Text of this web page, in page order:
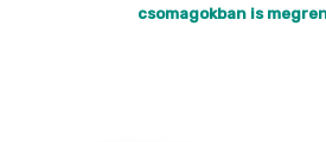
csomagokban is